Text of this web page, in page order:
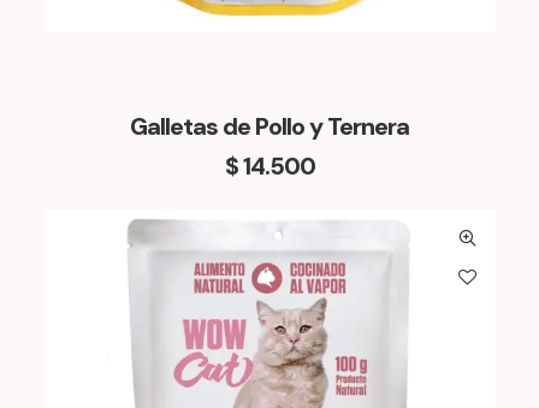
Galletas de Pollo y Ternera
$14.500